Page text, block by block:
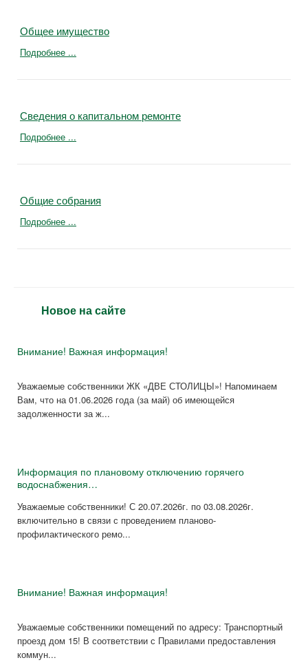
Общее имущество
Подробнее ...
Сведения о капитальном ремонте
Подробнее ...
Общие собрания
Подробнее ...
Новое на сайте
Внимание! Важная информация!
Уважаемые собственники ЖК «ДВЕ СТОЛИЦЫ»! Напоминаем
Вам, что на 01.06.2026 года (за май) об имеющейся
задолженности за ж...
Информация по плановому отключению горячего
водоснабжения…
Уважаемые собственники! С 20.07.2026г. по 03.08.2026г.
включительно в связи с проведением планово-
профилактического ремо...
Внимание! Важная информация!
Уважаемые собственники помещений по адресу: Транспортный
проезд дом 15! В соответствии с Правилами предоставления
коммун...